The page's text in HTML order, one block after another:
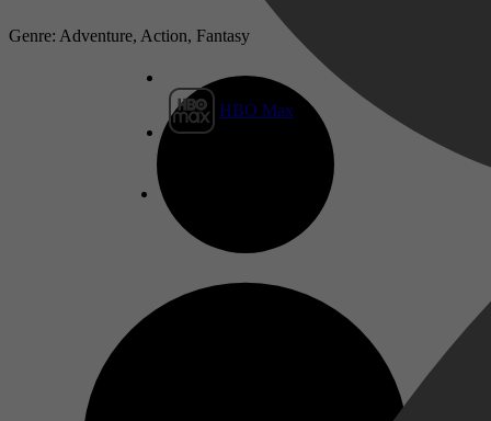
HBO Max
Genre: Adventure, Action, Fantasy